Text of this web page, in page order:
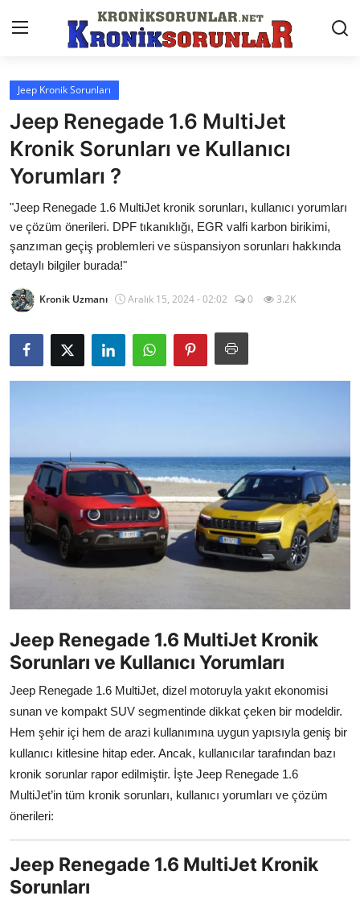
Anasayfa
Markalar
İletişim
Trafik & Cezalar
Sigorta & Kasko
Muayene & Ruhsat
Sorgulamalar
İkinci El & Alım-Satım
Elektrikli & Hibrit
Kiralama & Filo
Sürüş & Güvenlik
Lastik & Jant
LPG & Yakıt
Elektrik & Akü
Klima & Konfor
Aydınlatma & Görüş
Şanzıman & Aktarma
Dizel Sistemler
Jeep Kronik Sorunları
Jeep Renegade 1.6 MultiJet
Kronik Sorunları ve Kullanıcı
Yorumları ?
"Jeep Renegade 1.6 MultiJet kronik sorunları, kullanıcı yorumları
ve çözüm önerileri. DPF tıkanıklığı, EGR valfi karbon birikimi,
şanzıman geçiş problemleri ve süspansiyon sorunları hakkında
detaylı bilgiler burada!"
Kronik Uzmanı Aralık 15, 2024 - 02:02 0 3.2K
Jeep Renegade 1.6 MultiJet Kronik
Sorunları ve Kullanıcı Yorumları
Jeep Renegade 1.6 MultiJet, dizel motoruyla yakıt ekonomisi
sunan ve kompakt SUV segmentinde dikkat çeken bir modeldir.
Hem şehir içi hem de arazi kullanımına uygun yapısıyla geniş bir
kullanıcı kitlesine hitap eder. Ancak, kullanıcılar tarafından bazı
kronik sorunlar rapor edilmiştir. İşte Jeep Renegade 1.6
MultiJet’in tüm kronik sorunları, kullanıcı yorumları ve çözüm
önerileri:
Jeep Renegade 1.6 MultiJet Kronik
Sorunları